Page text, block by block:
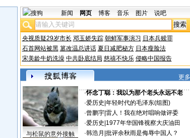
新闻 网页 博客 音乐 图片 说吧
央视质疑29岁市长 邓玉娇失踪 朝鲜军事演习 日本兵赎罪
石首网站被黑 篡改温总讲话 夏日减肥秘方 日本瘦脸法
宋美龄牛奶洗澡 中共卧底结局 慈禧不快乐 侵略中国报告
更
与松鼠的意外接触
·怀念丁聪：我以为那个老头永远不老
·爱历史 年轻时代的毛泽东(组图)
·曾鹏宇| 雷人！我在绝对唱响做评委
·爱历史 1977年华国锋视察大庆油田
·韩浩月 批评余秋雨是侮辱中国人？